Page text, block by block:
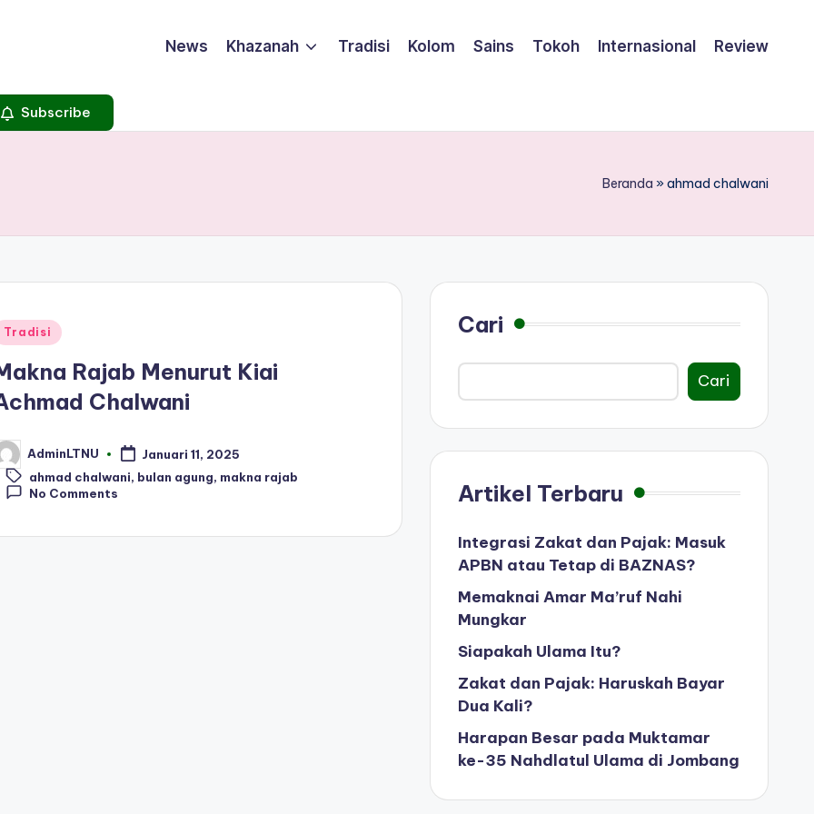
News Khazanah Tradisi Kolom Sains Tokoh Internasional Review
Subscribe
Beranda »ahmad chalwani
Tradisi
Rajab Menurut Kiai
Chalwani
AdminLTNU
Januari 11, 2025
Tags:
ahmad chalwani, bulan agung, makna rajab
No Comments
Cari
Cari
Artikel Terbaru
Integrasi Zakat dan Pajak: Masuk
APBN atau Tetap di BAZNAS?
Memaknai Amar Ma’ruf Nahi
Mungkar
Siapakah Ulama Itu?
Zakat dan Pajak: Haruskah Bayar
Dua Kali?
Harapan Besar pada Muktamar
ke-35 Nahdlatul Ulama di Jombang